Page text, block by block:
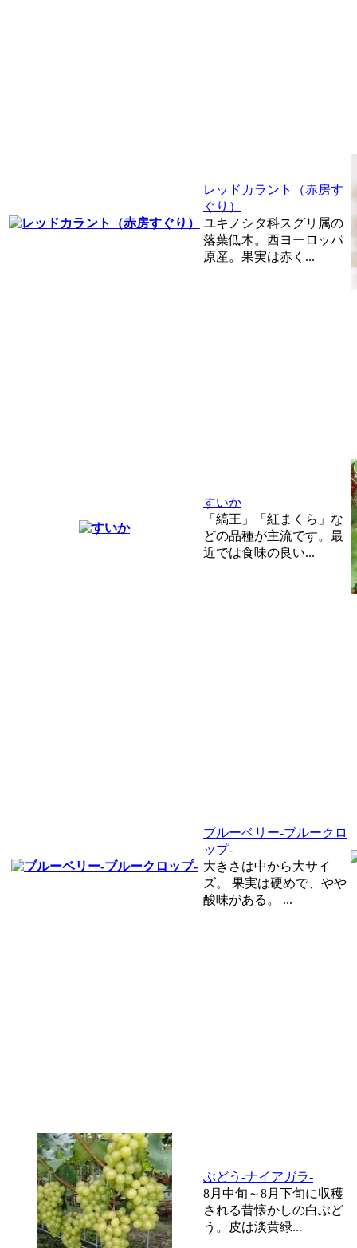
レッドカラント（赤房す
ぐり）
ユキノシタ科スグリ属の
落葉低木。西ヨーロッパ
原産。果実は赤く...
すいか
「縞王」「紅まくら」な
どの品種が主流です。最
近では食味の良い...
ブルーベリー-ブルークロ
ップ-
大きさは中から大サイ
ズ。 果実は硬めで、やや
酸味がある。 ...
ぶどう-ナイアガラ-
8月中旬～8月下旬に収穫
される昔懐かしの白ぶど
う。皮は淡黄緑...